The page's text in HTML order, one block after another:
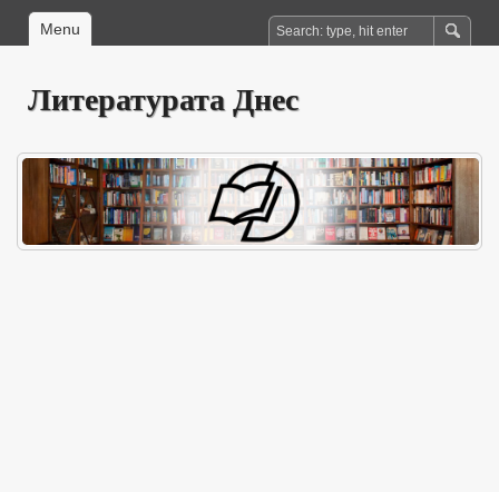
Menu
Литературата Днес